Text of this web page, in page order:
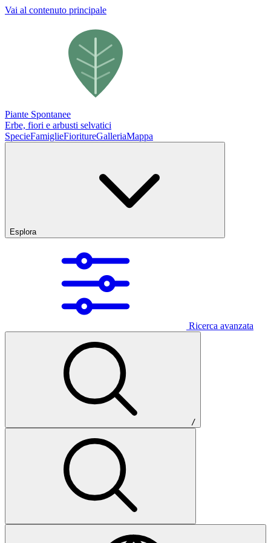
Vai al contenuto principale
Piante Spontanee
Erbe, fiori e arbusti selvatici
SpecieFamiglieFioritureGalleriaMappa
Esplora
Ricerca avanzata
/